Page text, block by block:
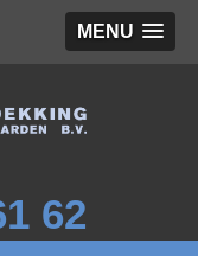
MENU
62